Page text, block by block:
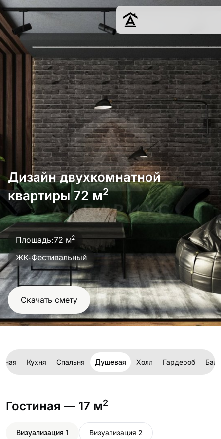
Ремонт
Цены
Наши работы
О нас
Контакты
г. Краснодар
8 (861) 945-12-
34
Обсудить
проект
Дизайн двухкомнатной
квартиры 72 м2
Площадь:72 м2
ЖК:Фестивальный
Скачать смету
Кухня Спальня Душевая Холл Гардероб
Гостиная — 17 м2
Визуализация 1 Визуализация 2